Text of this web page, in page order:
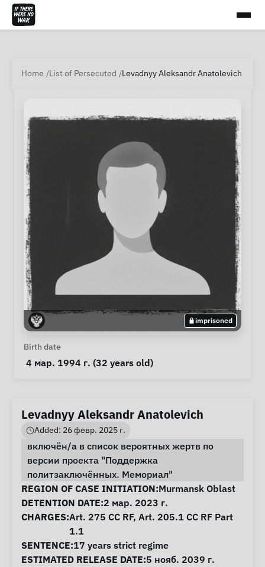
Home List of Persecuted Levadnyy Aleksandr Anatolevich
imprisoned
Personal Information
Birth date
4 мар. 1994 г. (32 years old)
Levadnyy Aleksandr Anatolevich
Added: 26 февр. 2025 г.
включён/а в список вероятных жертв по
версии проекта "Поддержка
политзаключённых. Мемориал"
Case Information
REGION OF CASE INITIATION:Murmansk Oblast
DETENTION DATE:2 мар. 2023 г.
CHARGES:Art. 275 CC RF, Art. 205.1 CC RF Part
1.1
SENTENCE:17 years strict regime
ESTIMATED RELEASE DATE:5 нояб. 2039 г.